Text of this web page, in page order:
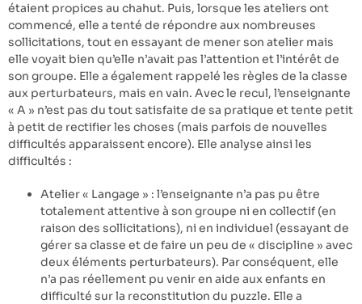
étaient propices au chahut. Puis, lorsque les ateliers ont
commencé, elle a tenté de répondre aux nombreuses
sollicitations, tout en essayant de mener son atelier mais
elle voyait bien qu’elle n’avait pas l’attention et l’intérêt de
son groupe. Elle a également rappelé les règles de la classe
aux perturbateurs, mais en vain. Avec le recul, l’enseignante
« A » n’est pas du tout satisfaite de sa pratique et tente petit
à petit de rectifier les choses (mais parfois de nouvelles
difficultés apparaissent encore). Elle analyse ainsi les
difficultés :
Atelier « Langage » : l’enseignante n’a pas pu être
totalement attentive à son groupe ni en collectif (en
raison des sollicitations), ni en individuel (essayant de
gérer sa classe et de faire un peu de « discipline » avec
deux éléments perturbateurs). Par conséquent, elle
n’a pas réellement pu venir en aide aux enfants en
difficulté sur la reconstitution du puzzle. Elle a